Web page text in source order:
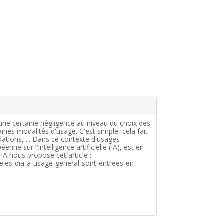
certaine négligence au niveau du choix des
modalités d'usage. C'est simple, cela fait
... Dans ce contexte d'usages
sur l'intelligence artificielle (IA), est en
nous propose cet article :
dia-a-usage-general-sont-entrees-en-